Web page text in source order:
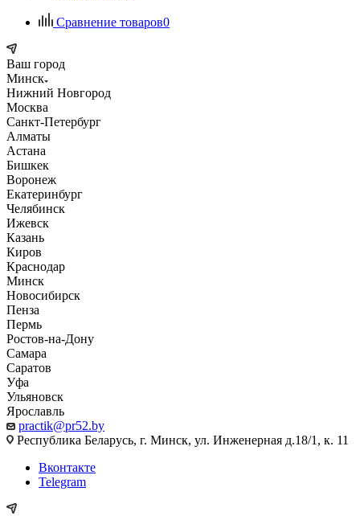
Сравнение товаров0
Ваш город
Минск
Нижний Новгород
Москва
Санкт-Петербург
Алматы
Астана
Бишкек
Воронеж
Екатеринбург
Челябинск
Ижевск
Казань
Киров
Краснодар
Минск
Новосибирск
Пенза
Пермь
Ростов-на-Дону
Самара
Саратов
Уфа
Ульяновск
Ярославль
practik@pr52.by
Республика Беларусь, г. Минск, ул. Инженерная д.18/1, к. 11
Вконтакте
Telegram